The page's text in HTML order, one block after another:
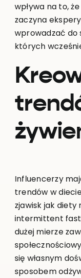
wpływa na to,
zaczyna
wprowadzać do
których
Influencerzy
trendów w
zjawisk jak diety
intermittent
dużej mierze
się własnym
sposobem